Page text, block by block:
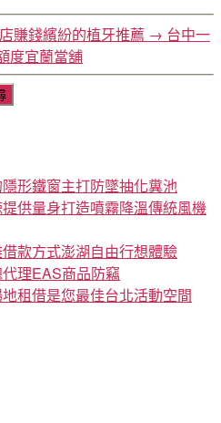
賺錢繽紛的植牙推薦 → 台中一
度宜蘭當舖
形鐵窗主打防墜抽化糞池
供量身打造噴霧降溫傳統風機
款方式澎湖自由行想體驗
理EAS商品防竊
租借是您最佳台北活動空間